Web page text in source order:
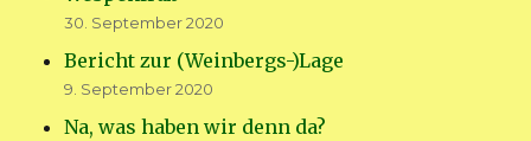
30. September 2020
Bericht zur (Weinbergs-)Lage
9. September 2020
Na, was haben wir denn da?